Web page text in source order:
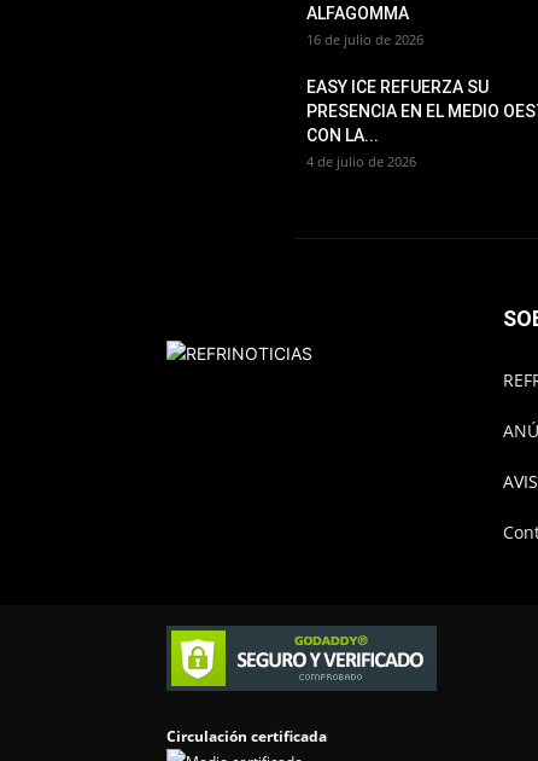
ALFAGOMMA
16 de julio de 2026
EASY ICE REFUERZA SU
PRESENCIA EN EL MEDIO
CON LA...
4 de julio de 2026
Circulación certificada